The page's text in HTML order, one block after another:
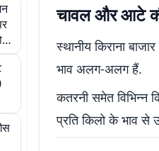
चावल और आटे
स्थानीय किराना
भाव अलग-अलग हैं.
कतरनी समेत विभिन्न
प्रति किलो के भाव से